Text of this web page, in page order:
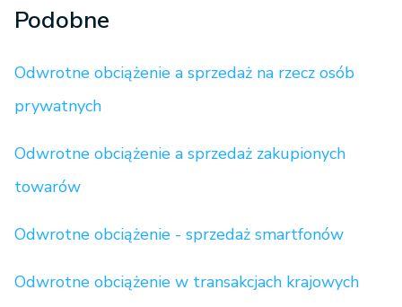
Podobne
Odwrotne obciążenie a sprzedaż na rzecz osób
prywatnych
Odwrotne obciążenie a sprzedaż zakupionych
towarów
Odwrotne obciążenie - sprzedaż smartfonów
Odwrotne obciążenie w transakcjach krajowych